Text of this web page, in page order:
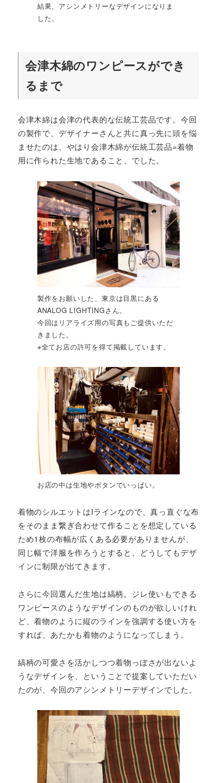
結果、アシンメトリーなデザインになりま
した。
会津木綿のワンピースができ
るまで
会津木綿は会津の代表的な伝統工芸品です。今回
の製作で、デザイナーさんと共に真っ先に頭を悩
ませたのは、やはり会津木綿が伝統工芸品=着物
用に作られた生地であること、でした。
製作をお願いした、東京は目黒にある
ANALOG LIGHTINGさん。
今回はリアライズ用の写真もご提供いただ
きました。
※全てお店の許可を得て掲載しています。
お店の中は生地やボタンでいっぱい。
着物のシルエットはIラインなので、真っ直ぐな布
をそのまま繋ぎ合わせて作ることを想定している
ため1枚の布幅が広くある必要がありませんが、
同じ幅で洋服を作ろうとすると、どうしてもデザ
インに制限が出てきます。
さらに今回選んだ生地は縞柄。ジレ使いもできる
ワンピースのようなデザインのものが欲しいけれ
ど、着物のように縦のラインを強調する使い方を
すれば、あたかも着物のようになってしまう。
縞柄の可愛さを活かしつつ着物っぽさが出ないよ
うなデザインを、ということで提案していただい
たのが、今回のアシンメトリーデザインでした。